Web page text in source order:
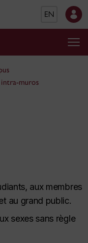
EN
intra-muros
aux membres
au grand public.
sexes sans règle